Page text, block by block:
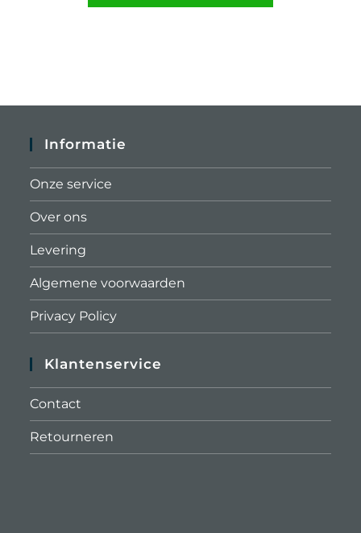
Informatie
Onze service
Over ons
Levering
Algemene voorwaarden
Privacy Policy
Klantenservice
Contact
Retourneren